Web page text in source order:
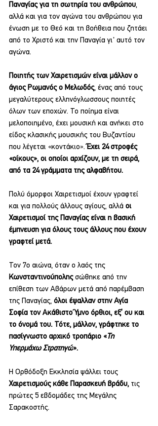
Παναγίας για τη σωτηρία του ανθρώπου,
αλλά και για τον αγώνα του ανθρώπου για
ένωση με το Θεό και τη βοήθεια που ζητάει
από το Χριστό και την Παναγία γι' αυτό τον
αγώνα.
Ποιητής των Χαιρετισμών είναι μάλλον ο
άγιος Ρωμανός ο Μελωδός, ένας από τους
μεγαλύτερους ελληνόγλωσσους ποιητές
όλων των εποχών. Το ποίημα είναι
μελοποιημένο, έχει μουσική και ανήκει στο
είδος κλασικής μουσικής του Βυζαντίου
που λέγεται «κοντάκιο». Έχει 24 στροφές
«οίκους», οι οποίοι αρχίζουν, με τη σειρά,
από τα 24 γράμματα της αλφαβήτου.
Πολύ όμορφοι Χαιρετισμοί έχουν γραφτεί
και για πολλούς άλλους αγίους, αλλά οι
Χαιρετισμοί της Παναγίας είναι η βασική
έμπνευση για όλους τους άλλους που έχουν
γραφτεί μετά.
Τον 7ο αιώνα, όταν ο λαός της
Κωνσταντινούπολης σώθηκε από την
επίθεση των Αβάρων μετά από παρέμβαση
της Παναγίας, όλοι έψαλλαν στην Αγία
Σοφία τον Ακάθιστο Ύμνο όρθιοι, εξ’ ου και
το όνομά του. Τότε, μάλλον, γράφτηκε το
πασίγνωστο αρχικό τροπάριο «Τη
Υπερμάχω Στρατηγώ».
Η Ορθόδοξη Εκκλησία ψάλλει τους
Χαιρετισμούς κάθε Παρασκευή βράδυ, τις
πρώτες 5 εβδομάδες της Μεγάλης
Σαρακοστής.